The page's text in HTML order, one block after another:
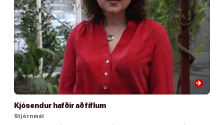
arrow_forward
Kjósendur hafðir að fíflum
Stjórnmál